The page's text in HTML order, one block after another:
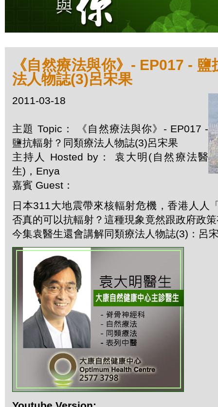
《自然療法與你》- EP017 -
法人物誌(3)呂宋果
2011-03-18
主題 Topic： 《自然療法與你》- EP017 -
鹽抗輻射？同類療法人物誌(3)呂宋果
主持人 Hosted by： 袁大明(自然療法醫
生)，Enya
嘉賓 Guest：
日本311大地震帶來核輻射危機，香港人人
否真的可以抗輻射？這種現象竟然跟政府政
今集袁醫生還會講解同類療法人物誌(3)：呂